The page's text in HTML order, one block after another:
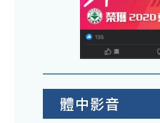
體中影音